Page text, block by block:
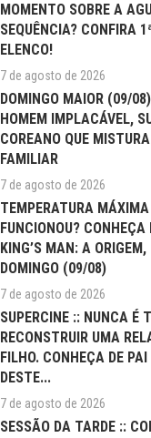
MOMENTO SOBRE A
SEQUÊNCIA? CONFIRA
ELENCO!
7 de agosto de 2026
DOMINGO MAIOR (09/
HOMEM IMPLACÁVEL,
COREANO QUE
FAMILIAR
7 de agosto de 2026
TEMPERATURA
FUNCIONOU?
KING’S MAN: A
DOMINGO (09/08)
7 de agosto de 2026
SUPERCINE :: NUNCA É
RECONSTRUIR UMA
FILHO. CONHEÇA DE
DESTE...
7 de agosto de 2026
SESSÃO DA TARDE ::